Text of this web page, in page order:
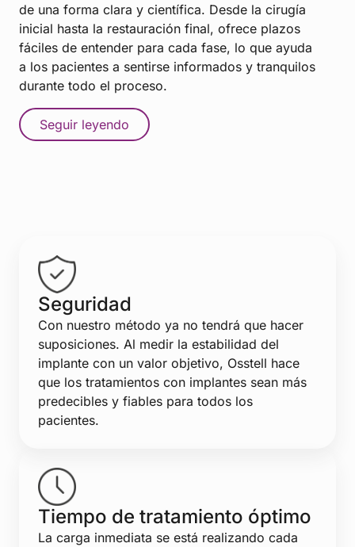
de una forma clara y científica. Desde la cirugía
inicial hasta la restauración final, ofrece plazos
fáciles de entender para cada fase, lo que ayuda
a los pacientes a sentirse informados y tranquilos
durante todo el proceso.
Seguir leyendo
Seguridad
Con nuestro método ya no tendrá que hacer
suposiciones. Al medir la estabilidad del
implante con un valor objetivo, Osstell hace
que los tratamientos con implantes sean más
predecibles y fiables para todos los
pacientes.
Tiempo de tratamiento óptimo
La carga inmediata se está realizando cada